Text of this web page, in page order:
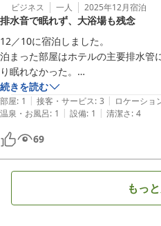
これらの書き込みを信じてkつ
ビジネス 一人 2025年12月宿泊
排水音で眠れず、大浴場も残念
12／10に宿泊しました。
泊まった部屋はホテルの主要排水管
り眠れなかった。
大浴場はサウナがメンテナンスで入
近隣の人向けに年パスみたいなのを
場を占有（1人が熱いタオルで目を
１０分位使えずに困っていました。
また、受付の女性はWiFi（弱い）や
チェックインの記名も無かったんで
以前も宿泊してリベンジしましたが
続きを読む
部屋: 1 | 接客・サービス: 3 | ロケーショ
温泉・お風呂: 1 | 設備: 1 | 清潔さ: 4
69
もっ